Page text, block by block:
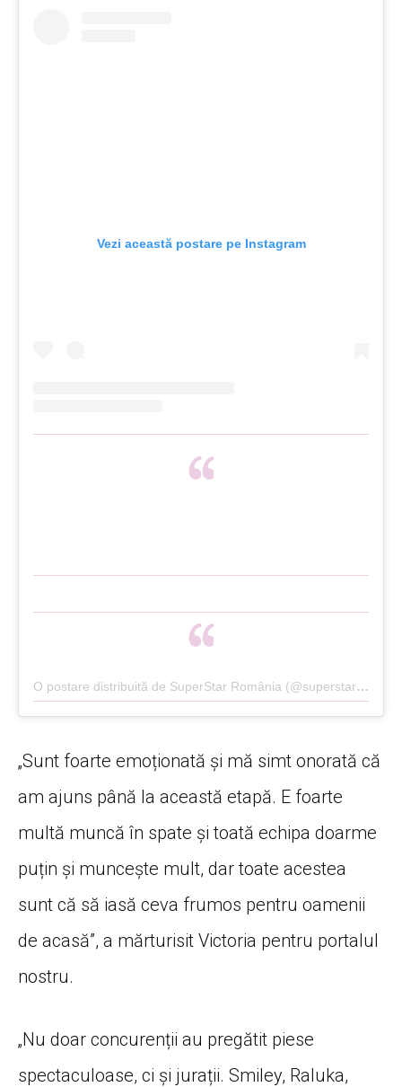
Vezi această postare pe Instagram
O postare distribuită de SuperStar România (@superstarromania)
„Sunt foarte emoționată și mă simt onorată că
am ajuns până la această etapă. E foarte
multă muncă în spate și toată echipa doarme
puțin și muncește mult, dar toate acestea
sunt că să iasă ceva frumos pentru oamenii
de acasă”, a mărturisit Victoria pentru portalul
nostru.
„Nu doar concurenții au pregătit piese
spectaculoase, ci și jurații. Smiley, Raluka,